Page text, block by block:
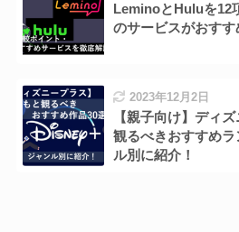
LeminoとHuluを12
のサービスがおすす
2023年12月2日
【親子向け】ディ
観るべきおすすめ
ル別に紹介！